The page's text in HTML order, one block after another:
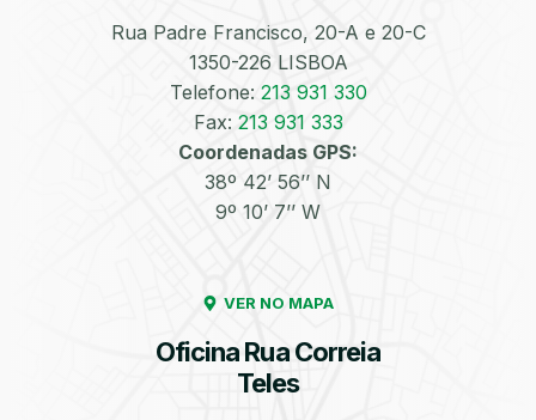
Rua Padre Francisco, 20-A e 20-C
1350-226 LISBOA
Telefone: 213 931 330
Fax: 213 931 333
Coordenadas GPS:
38º 42’ 56’’ N
9º 10’ 7’’ W
VER NO MAPA
Oficina Rua Correia
Teles
Automóvel